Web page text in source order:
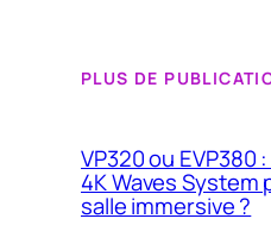
PLUS DE
VP320 ou EVP380
4K Waves System
salle immersive ?